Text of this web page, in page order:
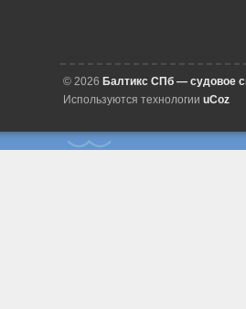
© 2026 Балтикс СПб — судовое
Используются технологии uCoz